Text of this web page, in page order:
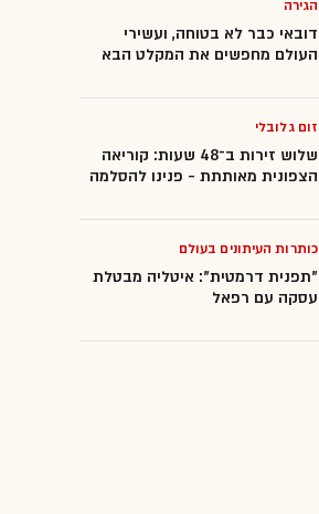
הגירה
דובאי כבר לא בטוחה, ועשירי
העולם מחפשים את המקלט הבא
זום גלובלי
שלוש זירות ב־48 שעות: קוריאה
הצפונית מאותתת - פנינו להסלמה
כותרות העיתונים בעולם
"תפנית דרמטית": איטליה מבטלת
עסקה עם רפאל